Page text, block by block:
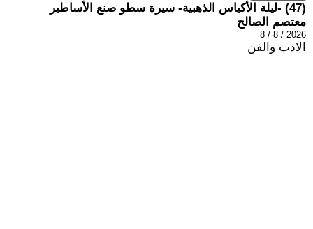
(47) -ليلة الأكياس الذهبية- سيرة سطو صنع الأساطير
معتصم الصالح
2026 / 8 / 8
الادب والفن